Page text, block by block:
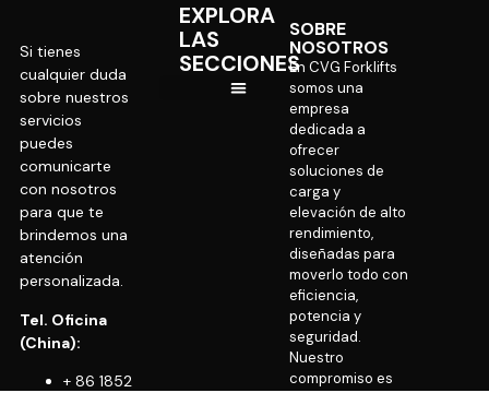
Si tienes
cualquier duda
sobre nuestros
servicios
puedes
comunicarte
con nosotros
para que te
brindemos una
atención
personalizada.
Tel. Oficina
(China):
+ 86 1852
EXPLORA
LAS
SECCIONES
SOBRE
NOSOTROS
En CVG Forklifts
somos una
empresa
dedicada a
ofrecer
soluciones de
carga y
elevación de alto
rendimiento,
diseñadas para
moverlo todo con
eficiencia,
potencia y
seguridad.
Nuestro
compromiso es